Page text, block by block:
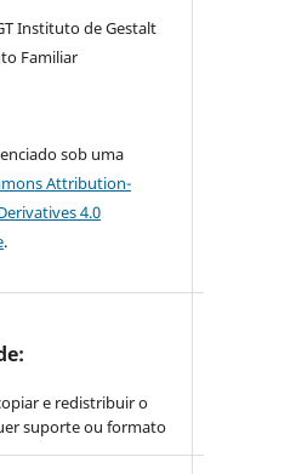
Instituto de Gestalt
Familiar
sob uma
Attribution-
4.0
.
e redistribuir o
suporte ou formato